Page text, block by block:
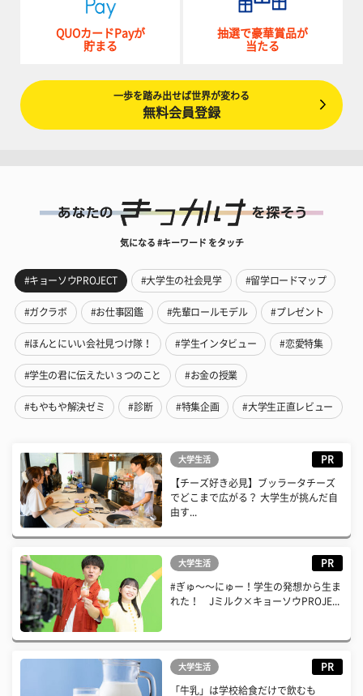
QUOカードPayが
貯まる
抽選で豪華賞品が
当たる
一歩を踏み出せば世界が変わる
無料会員登録
気になる #キーワード をタッチ
#キョーソウPROJECT #大学生の社会見学 #留学ロードマップ
#ガクラボ #お仕事図鑑 #先輩ロールモデル #プレゼント
#ほんとにいい会社見つけ隊！ #学生インタビュー #恋愛特集
#学生の君に伝えたい３つのこと #お金の授業
#もやもや解決ゼミ #診断 #特集企画 #大学生正直レビュー
大学生活 PR
【チーズ好き必見】ブッラータチーズ
でどこまで広がる？ 大学生が挑んだ自
由す...
大学生活 PR
#ぎゅ〜〜にゅー！学生の発想から生ま
れた！ Jミルク×キョーソウPROJE...
大学生活 PR
「牛乳」は学校給食だけで飲むも